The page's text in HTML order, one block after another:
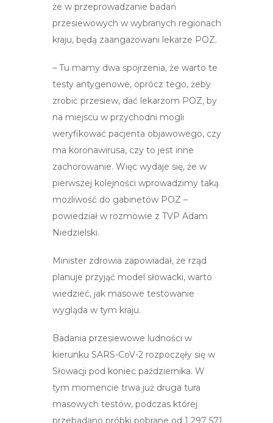
że w przeprowadzanie badań
przesiewowych w wybranych regionach
kraju, będą zaangażowani lekarze POZ.
– Tu mamy dwa spojrzenia, że warto te
testy antygenowe, oprócz tego, żeby
zrobić przesiew, dać lekarzom POZ, by
na miejscu w przychodni mogli
weryfikować pacjenta objawowego, czy
ma koronawirusa, czy to jest inne
zachorowanie. Więc wydaje się, że w
pierwszej kolejności wprowadzimy taką
możliwość do gabinetów POZ –
powiedział w rozmowie z TVP Adam
Niedzielski.
Minister zdrowia zapowiadał, że rząd
planuje przyjąć model słowacki, warto
wiedzieć, jak masowe testowanie
wygląda w tym kraju.
Badania przesiewowe ludności w
kierunku SARS-CoV-2 rozpoczęły się w
Słowacji pod koniec października. W
tym momencie trwa już druga tura
masowych testów, podczas której
przebadano próbki pobrane od 1 297 571